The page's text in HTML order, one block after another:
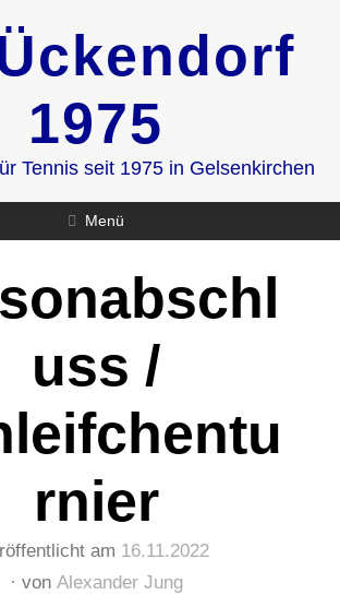
1975
Tennis seit 1975 in Gelsenkirchen
Menü
uss /
rnier
am 16.11.2022
von Alexander Jung